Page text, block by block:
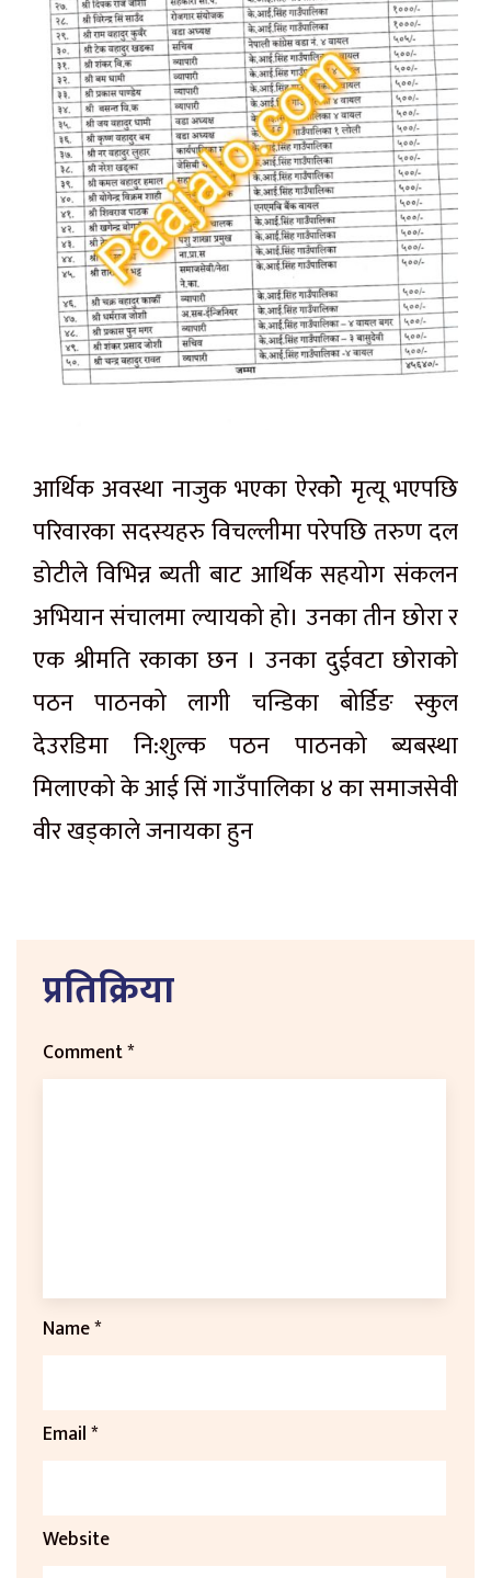
आर्थिक अवस्था नाजुक भएका ऐरकोे मृत्यू भएपछि
परिवारका सदस्यहरु विचल्लीमा परेपछि तरुण दल
डोटीले विभिन्न ब्यती बाट आर्थिक सहयोग संकलन
अभियान संचालमा ल्यायको हो। उनका तीन छोरा र
एक श्रीमति रकाका छन । उनका दुईवटा छोराको
पठन पाठनको लागी चन्डिका बोर्डिङ स्कुल
देउरडिमा नि:शुल्क पठन पाठनको ब्यबस्था
मिलाएको के आई सिं गाउँपालिका ४ का समाजसेवी
वीर खड्काले जनायका हुन
प्रतिक्रिया
Comment*
Name*
Email*
Website